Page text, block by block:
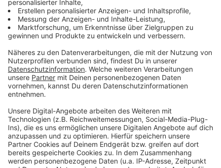
Starkregen-Gefahrenkarte
Hier ist der Link zur neuen Starkregen-
Gefahrenkarte
Weitere Hintergründe zum Thema
Hier gibt es den Hochwasserbericht der Stadt
Antenne Düsseldorf Nachrichten-Archiv
Anzeige